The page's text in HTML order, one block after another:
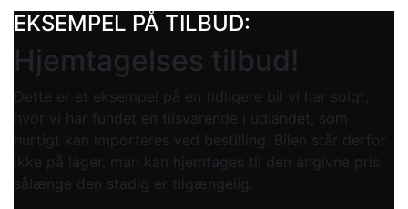
EKSEMPEL PÅ TILBUD:
Hjemtagelses tilbud!
Dette er et eksempel på en tidligere bil vi har solgt,
hvor vi har fundet en tilsvarende i udlandet, som
hurtigt kan importeres ved bestilling. Bilen står derfor
ikke på lager, man kan hjemtages til den angivne pris,
sålænge den stadig er tilgængelig.